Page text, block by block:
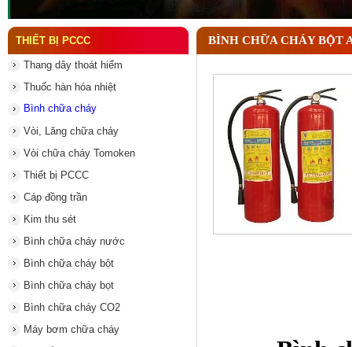
THIẾT BỊ PCCC
Thang dây thoát hiểm
Thuốc hàn hóa nhiệt
Bình chữa cháy
Vòi, Lăng chữa cháy
Vòi chữa cháy Tomoken
Thiết bị PCCC
Cáp đồng trần
Kim thu sét
Bình chữa cháy nước
Bình chữa cháy bột
Bình chữa cháy bọt
Bình chữa cháy CO2
Máy bơm chữa cháy
BÌNH CHỮA CHÁY BỘT